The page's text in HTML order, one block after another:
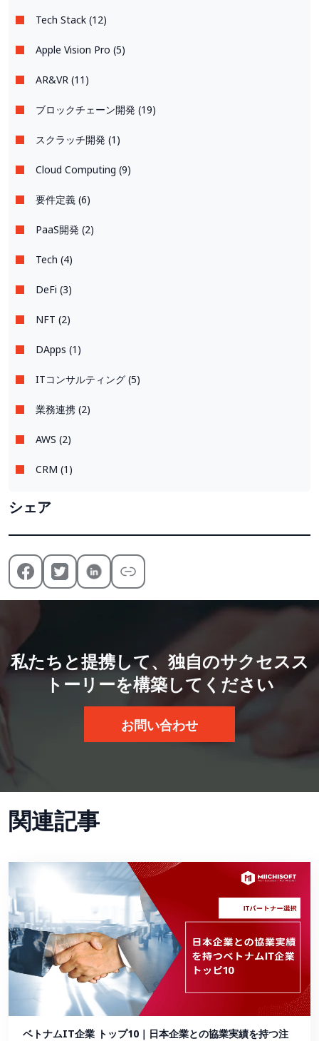
Tech Stack (12)
Apple Vision Pro (5)
AR&VR (11)
ブロックチェーン開発 (19)
スクラッチ開発 (1)
Cloud Computing (9)
要件定義 (6)
PaaS開発 (2)
Tech (4)
DeFi (3)
NFT (2)
DApps (1)
ITコンサルティング (5)
業務連携 (2)
AWS (2)
CRM (1)
シェア
私たちと提携して、独自のサクセスス
トーリーを構築してください
お問い合わせ
関連記事
ベトナムIT企業 トップ10｜日本企業との協業実績を持つ注